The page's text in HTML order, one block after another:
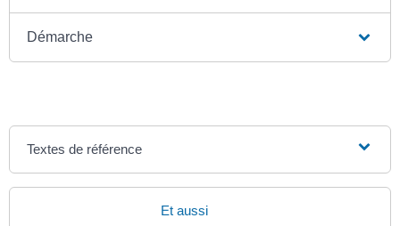
Démarche
Textes de référence
Et aussi